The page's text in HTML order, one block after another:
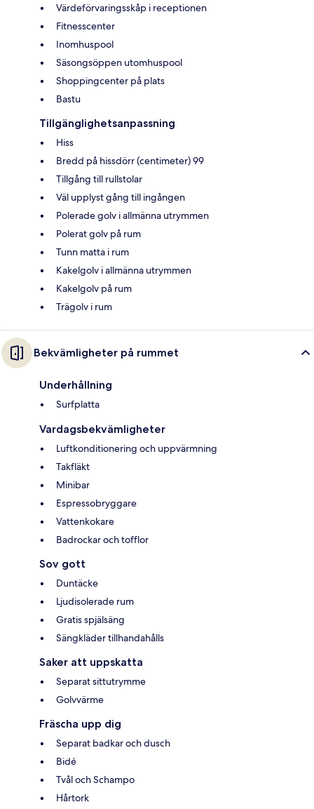
Värdeförvaringsskåp i receptionen
Fitnesscenter
Inomhuspool
Säsongsöppen utomhuspool
Shoppingcenter på plats
Bastu
Tillgänglighetsanpassning
Hiss
Bredd på hissdörr (centimeter) 99
Tillgång till rullstolar
Väl upplyst gång till ingången
Polerade golv i allmänna utrymmen
Polerat golv på rum
Tunn matta i rum
Kakelgolv i allmänna utrymmen
Kakelgolv på rum
Trägolv i rum
Bekvämligheter på rummet
Underhållning
Surfplatta
Vardagsbekvämligheter
Luftkonditionering och uppvärmning
Takfläkt
Minibar
Espressobryggare
Vattenkokare
Badrockar och tofflor
Sov gott
Duntäcke
Ljudisolerade rum
Gratis spjälsäng
Sängkläder tillhandahålls
Saker att uppskatta
Separat sittutrymme
Golvvärme
Fräscha upp dig
Separat badkar och dusch
Bidé
Tvål och Schampo
Hårtork